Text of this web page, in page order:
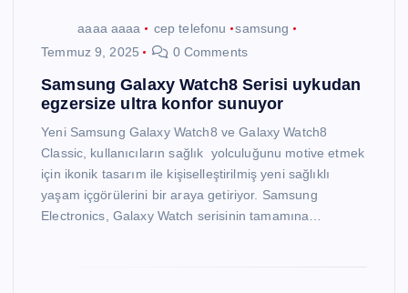
aaaa aaaa cep telefonu
samsung
Temmuz 9, 2025
0 Comments
Samsung Galaxy Watch8 Serisi uykudan
egzersize ultra konfor sunuyor
Yeni Samsung Galaxy Watch8 ve Galaxy Watch8
Classic, kullanıcıların sağlık yolculuğunu motive etmek
için ikonik tasarım ile kişiselleştirilmiş yeni sağlıklı
yaşam içgörülerini bir araya getiriyor. Samsung
Electronics, Galaxy Watch serisinin tamamına…